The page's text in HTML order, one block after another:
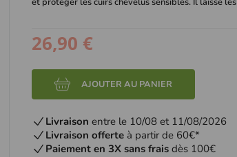
26,90 €
AJOUTER AU PANIER
Livraison entre le 10/08 et 11/08/2026
Livraison offerte à partir de 60€*
Paiement en 3X sans frais dès 100€